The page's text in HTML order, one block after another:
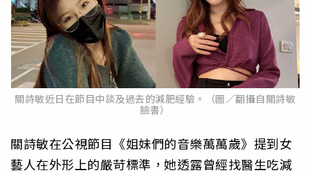
關詩敏近日在節目中談及過去的減肥經驗。（圖／翻攝自關詩敏
臉書）
關詩敏在公視節目《姐妹們的音樂萬萬歲》提到女
藝人在外形上的嚴苛標準，她透露曾經找醫生吃減